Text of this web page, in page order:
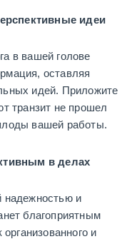
идеи
в вашей голове
оставляя
идей. Приложите
транзит не прошел
вашей работы.
в делах
надежностью и
благоприятным
и